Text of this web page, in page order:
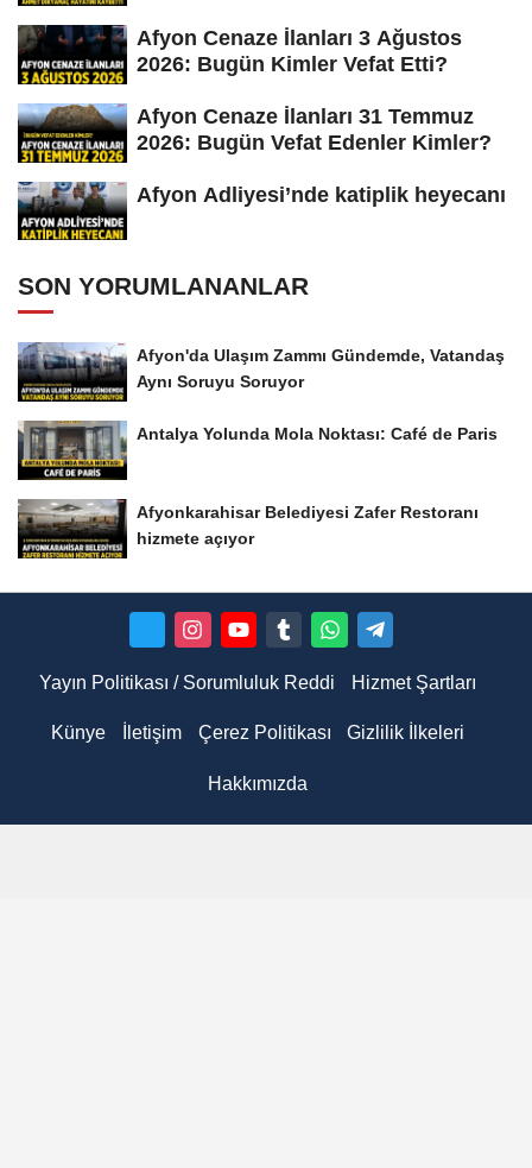
Afyon Cenaze İlanları 3 Ağustos
2026: Bugün Kimler Vefat Etti?
Afyon Cenaze İlanları 31 Temmuz
2026: Bugün Vefat Edenler Kimler?
Afyon Adliyesi’nde katiplik heyecanı
SON YORUMLANANLAR
Afyon'da Ulaşım Zammı Gündemde, Vatandaş
Aynı Soruyu Soruyor
Antalya Yolunda Mola Noktası: Café de Paris
Afyonkarahisar Belediyesi Zafer Restoranı
hizmete açıyor
Yayın Politikası / Sorumluluk Reddi Hizmet Şartları
Künye İletişim Çerez Politikası Gizlilik İlkeleri
Hakkımızda